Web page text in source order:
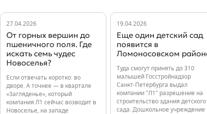
27.04.2026
От горных вершин до
пшеничного поля. Где
искать семь чудес
Новоселья?
Если отвечать коротко: во
дворе. А точнее — в квартале
«Загляденье», который
компания Л1 сейчас возводит в
Новоселье, на западе
19.04.2026
Еще один детский сад
появится в
Ломоносовском
Туда смогут принять до 310
малышей Госстройнадзор
Санкт-Петербурга выдал
компании "Л1" разрешение на
строительство здания детского
сада. Дошкольное учреждение